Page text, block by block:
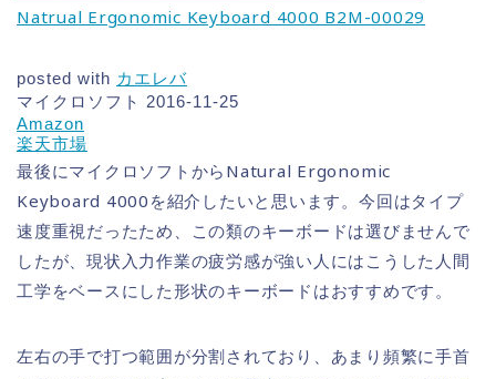
Natrual Ergonomic Keyboard 4000 B2M-00029
posted with カエレバ
マイクロソフト 2016-11-25
Amazon
楽天市場
最後にマイクロソフトからNatural Ergonomic
Keyboard 4000を紹介したいと思います。今回はタイプ
速度重視だったため、この類のキーボードは選びませんで
したが、現状入力作業の疲労感が強い人にはこうした人間
工学をベースにした形状のキーボードはおすすめです。
左右の手で打つ範囲が分割されており、あまり頻繁に手首